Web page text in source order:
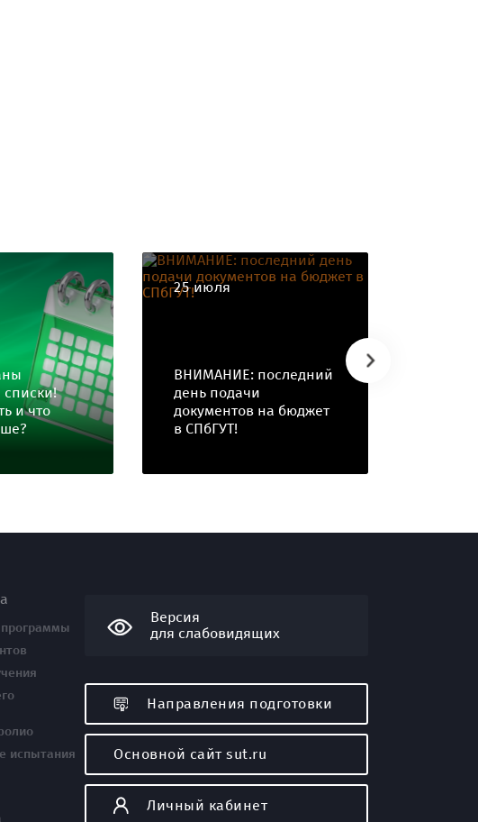
списки!
и что
25 июля
ВНИМАНИЕ: последний
день подачи
документов на бюджет
в СПбГУТ!
программы
испытания
Версия
для слабовидящих
Направления подготовки
Основной сайт sut.ru
Личный кабинет